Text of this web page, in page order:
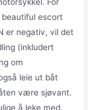
For
escort
er negativ, vil det
(inkludert
om
leie ut båt
være sjøvant.
å leke med.